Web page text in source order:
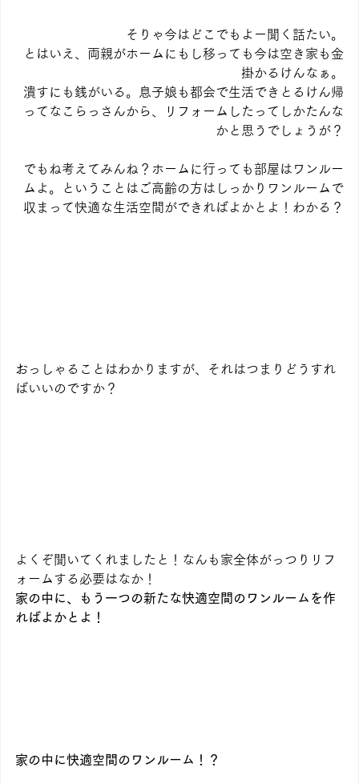
そりゃ今はどこでもよー聞く話たい。
とはいえ、両親がホームにもし移っても今は空き家も金
掛かるけんなぁ。
潰すにも銭がいる。息子娘も都会で生活できとるけん帰
ってなこらっさんから、リフォームしたってしかたんな
かと思うでしょうが？
でもね考えてみんね？ホームに行っても部屋はワンルー
ムよ。ということはご高齢の方はしっかりワンルームで
収まって快適な生活空間ができればよかとよ！わかる？
おっしゃることはわかりますが、それはつまりどうすれ
ばいいのですか？
よくぞ聞いてくれましたと！なんも家全体がっつりリフ
ォームする必要はなか！
家の中に、もう一つの新たな快適空間のワンルームを作
ればよかとよ！
家の中に快適空間のワンルーム！？